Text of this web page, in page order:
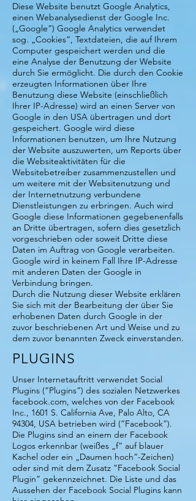
Diese Website benutzt Google Analytics,
einen Webanalysedienst der Google Inc.
(„Google“) Google Analytics verwendet
sog. „Cookies“, Textdateien, die auf Ihrem
Computer gespeichert werden und die
eine Analyse der Benutzung der Website
durch Sie ermöglicht. Die durch den Cookie
erzeugten Informationen über Ihre
Benutzung diese Website (einschließlich
Ihrer IP-Adresse) wird an einen Server von
Google in den USA übertragen und dort
gespeichert. Google wird diese
Informationen benutzen, um Ihre Nutzung
der Website auszuwerten, um Reports über
die Websiteaktivitäten für die
Websitebetreiber zusammenzustellen und
um weitere mit der Websitenutzung und
der Internetnutzung verbundene
Dienstleistungen zu erbringen. Auch wird
Google diese Informationen gegebenenfalls
an Dritte übertragen, sofern dies gesetzlich
vorgeschrieben oder soweit Dritte diese
Daten im Auftrag von Google verarbeiten.
Google wird in keinem Fall Ihre IP-Adresse
mit anderen Daten der Google in
Verbindung bringen.
Durch die Nutzung dieser Website erklären
Sie sich mit der Bearbeitung der über Sie
erhobenen Daten durch Google in der
zuvor beschriebenen Art und Weise und zu
dem zuvor benannten Zweck einverstanden.
PLUGINS
Unser Internetauftritt verwendet Social
Plugins (“Plugins”) des sozialen Netzwerkes
facebook.com, welches von der Facebook
Inc., 1601 S. California Ave, Palo Alto, CA
94304, USA betrieben wird (“Facebook”).
Die Plugins sind an einem der Facebook
Logos erkennbar (weißes „f“ auf blauer
Kachel oder ein „Daumen hoch“-Zeichen)
oder sind mit dem Zusatz “Facebook Social
Plugin” gekennzeichnet. Die Liste und das
Aussehen der Facebook Social Plugins kann